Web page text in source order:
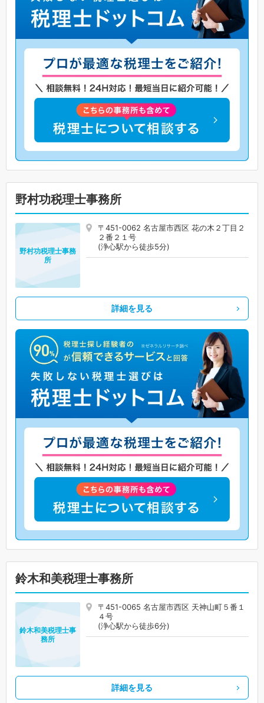
野村功税理士事務所
〒451-0062 名古屋市西区 花の木２丁目２
２番２１号
(浄心駅から徒歩5分)
野村功税理士事務
所
詳細を見る
鈴木和美税理士事務所
〒451-0065 名古屋市西区 天神山町５番１
４号
(浄心駅から徒歩6分)
鈴木和美税理士事
務所
詳細を見る